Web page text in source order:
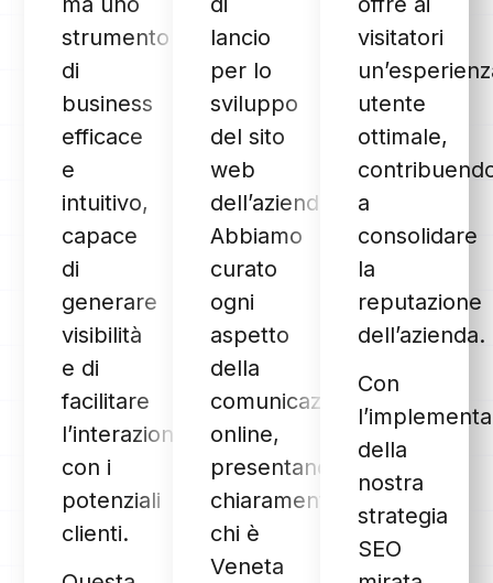
strumento
di
business
efficace
e
intuitivo,
capace
di
generare
visibilità
e di
facilitare
l’interazione
con i
potenziali
clienti.
lancio
per lo
sviluppo
del sito
web
dell’azienda.
Abbiamo
curato
ogni
aspetto
della
comunicazione
online,
presentando
chiaramente
chi è
Veneta
visitatori
utente
ottimale,
a
consolidare
la
reputazione
dell’azienda.
Con
della
nostra
strategia
SEO